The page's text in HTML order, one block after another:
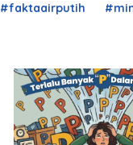
#faktaairputih